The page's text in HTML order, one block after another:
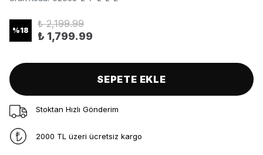
%18
₺ 2,199.99
₺ 1,799.99
SEPETE EKLE
Stoktan Hızlı Gönderim
2000 TL üzeri ücretsiz kargo